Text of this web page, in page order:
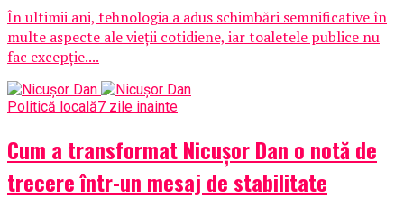
În ultimii ani, tehnologia a adus schimbări semnificative în
multe aspecte ale vieții cotidiene, iar toaletele publice nu
fac excepție....
Politică locală7 zile inainte
Cum a transformat Nicușor Dan o notă de
trecere într-un mesaj de stabilitate